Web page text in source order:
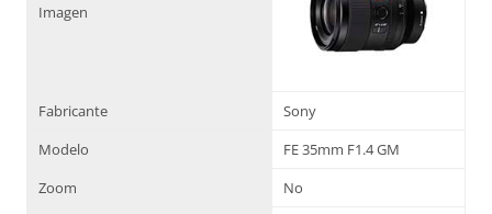
Imagen
Fabricante
Sony
Modelo
FE 35mm F1.4 GM
Zoom
No